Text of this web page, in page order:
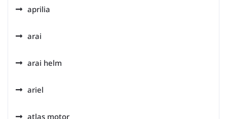
aprilia
arai
arai helm
ariel
atlas motor